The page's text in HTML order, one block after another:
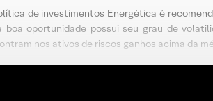
de investimentos Energética é
boa oportunidade possui seu grau de
nos ativos de riscos ganhos acima da